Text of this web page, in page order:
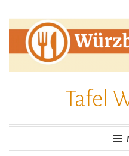
Inhalt
springen
Tafel